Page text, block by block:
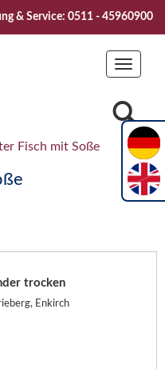
2026" Vive la
& Service: 0511 - 45960900
Toggle
Fisch mit Soße
trocken
Enkirch